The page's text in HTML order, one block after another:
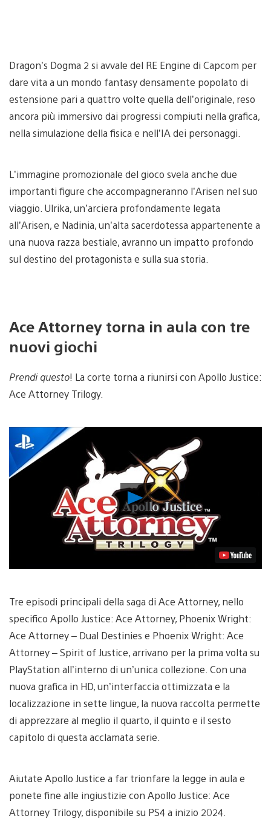
Dragon’s Dogma 2 si avvale del RE Engine di Capcom per
dare vita a un mondo fantasy densamente popolato di
estensione pari a quattro volte quella dell’originale, reso
ancora più immersivo dai progressi compiuti nella grafica,
nella simulazione della fisica e nell’IA dei personaggi.
L’immagine promozionale del gioco svela anche due
importanti figure che accompagneranno l’Arisen nel suo
viaggio. Ulrika, un’arciera profondamente legata
all’Arisen, e Nadinia, un’alta sacerdotessa appartenente a
una nuova razza bestiale, avranno un impatto profondo
sul destino del protagonista e sulla sua storia.
Ace Attorney torna in aula con tre
nuovi giochi
Prendi questo! La corte torna a riunirsi con Apollo Justice:
Ace Attorney Trilogy.
Riproduci
video
Tre episodi principali della saga di Ace Attorney, nello
specifico Apollo Justice: Ace Attorney, Phoenix Wright:
Ace Attorney – Dual Destinies e Phoenix Wright: Ace
Attorney – Spirit of Justice, arrivano per la prima volta su
PlayStation all’interno di un’unica collezione. Con una
nuova grafica in HD, un’interfaccia ottimizzata e la
localizzazione in sette lingue, la nuova raccolta permette
di apprezzare al meglio il quarto, il quinto e il sesto
capitolo di questa acclamata serie.
Aiutate Apollo Justice a far trionfare la legge in aula e
ponete fine alle ingiustizie con Apollo Justice: Ace
Attorney Trilogy, disponibile su PS4 a inizio 2024.